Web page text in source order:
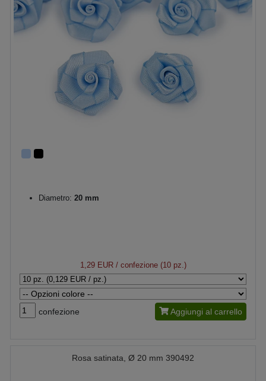
Diametro: 20 mm
1,29 EUR/ confezione (10 pz.)
confezione Aggiungi al carrello
Rosa satinata, Ø 20 mm 390492